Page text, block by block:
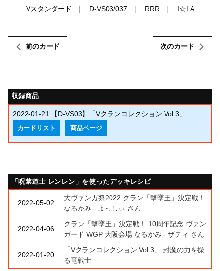
Vスタンダード D-VS03/037 RRR I☆LA
前のカード 次のカード
収録商品
2022-01-21 【D-VS03】「Vクランコレクション Vol.3」
カードリスト 商品ページ
「呪禁道士 レンレン」を使ったデッキレシピ
2022-05-02
大ヴァンガ祭2022 クラン「撃墜王」決定戦！
なるかみ - よっしぃ さん
2022-04-06
クラン「撃墜王」決定戦！ 10周年記念 ヴァン
ガード WGP 大阪会場 なるかみ - ザティ さん
2022-01-20
「Vクランコレクション Vol.3」 封魔の力を操
る竜戦士